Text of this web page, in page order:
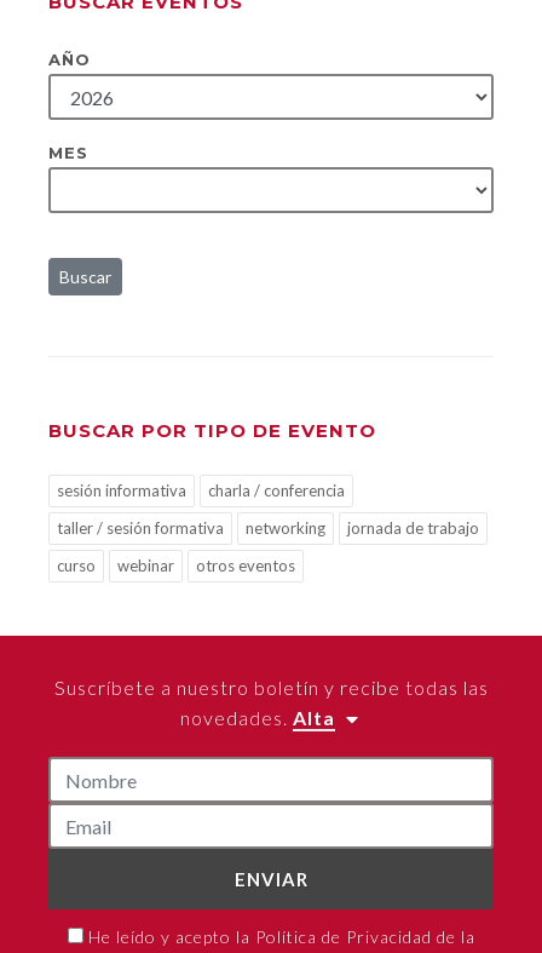
AÑO
MES
Buscar
BUSCAR POR TIPO DE EVENTO
sesión informativa
charla / conferencia
taller / sesión formativa
networking
jornada de trabajo
curso
webinar otros eventos
Suscríbete a nuestro boletín y recibe todas las
novedades. Alta
ENVIAR
He leído y acepto la Política de Privacidad de la